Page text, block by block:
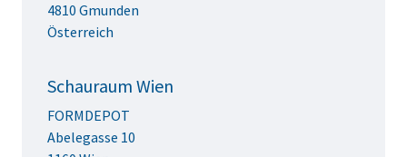
4810 Gmunden
Österreich
Schauraum Wien
FORMDEPOT
Abelegasse 10